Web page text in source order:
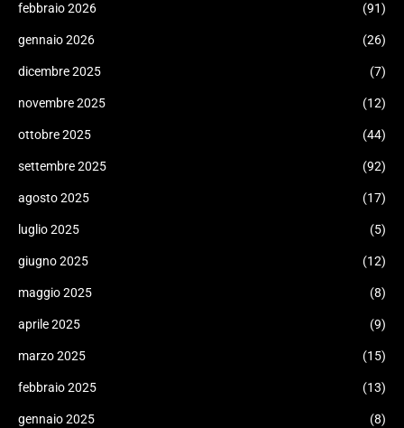
febbraio 2026 (91)
gennaio 2026 (26)
dicembre 2025 (7)
novembre 2025 (12)
ottobre 2025 (44)
settembre 2025 (92)
agosto 2025 (17)
luglio 2025 (5)
giugno 2025 (12)
maggio 2025 (8)
aprile 2025 (9)
marzo 2025 (15)
febbraio 2025 (13)
gennaio 2025 (8)